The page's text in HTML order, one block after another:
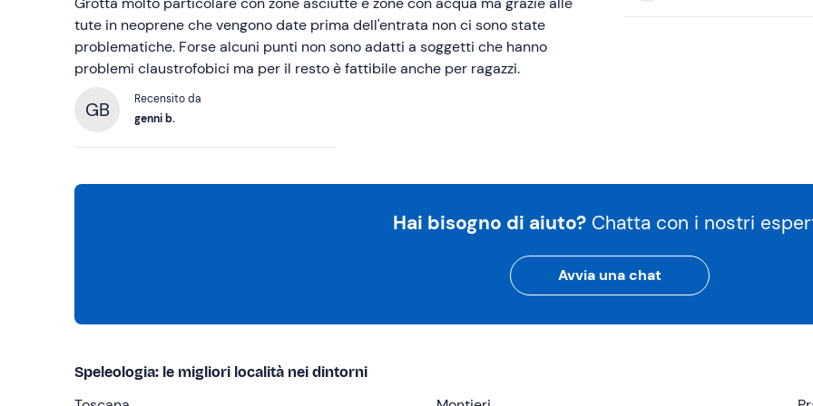
tute in neoprene che vengono date prima dell'entrata non ci sono state
problematiche. Forse alcuni punti non sono adatti a soggetti che hanno
problemi claustrofobici ma per il resto è fattibile anche per ragazzi.
GB
Recensito da
genni b.
Hai bisogno di aiuto? Chatta con i nostri
Avvia una chat
Speleologia: le migliori località nei dintorni